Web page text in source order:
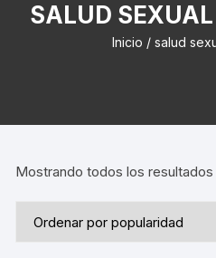
SALUD
Inicio / salud
Mostrando todos los